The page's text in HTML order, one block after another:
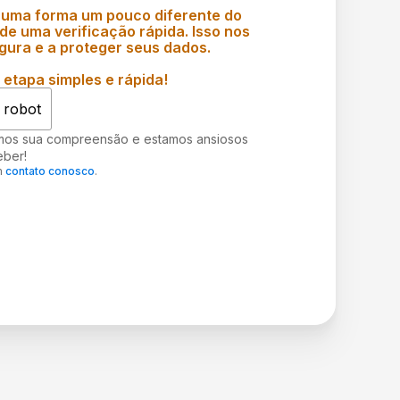
forma um pouco diferente do
uma verificação rápida. Isso nos
e a proteger seus dados.
simples e rápida!
robot
sua compreensão e estamos ansiosos
contato conosco.